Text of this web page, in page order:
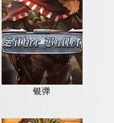
银弹